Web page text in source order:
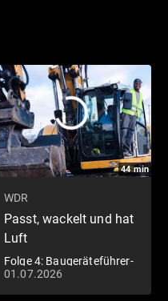
44min
WDR
Passt, wackelt und hat
Luft
Folge 4: Baugeräteführer-
Azubi Kevin lernt
Baggerfahren
01.07.2026